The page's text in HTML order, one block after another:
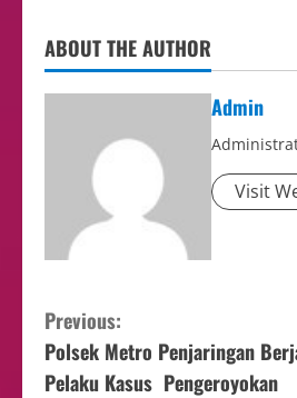
ABOUT THE AUTHOR
Admin
Visit
Previous:
Polsek Metro Penjaringan
Pelaku Kasus Pengeroyokan